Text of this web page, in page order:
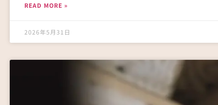
READ MORE »
2026年5月31日